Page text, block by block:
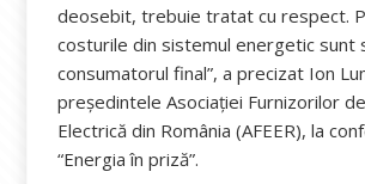
deosebit, trebuie tratat cu respect.
costurile din sistemul energetic sunt
consumatorul final”, a precizat Ion
preşedintele Asociaţiei Furnizorilor
Electrică din România (AFEER), la
“Energia în priză”.